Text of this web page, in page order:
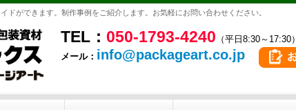
ドができます。制作事例をご紹介します。お気軽にお問い合わせください。
TEL： 050-1793-4240 （平日8:30～17:30）
メール： info@packageart.co.jp